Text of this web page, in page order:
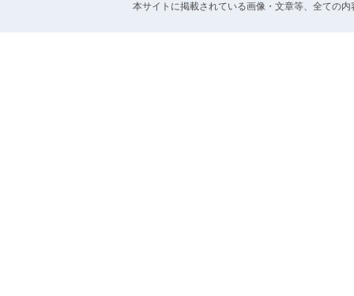
本サイトに掲載されている画像・文章等、全ての